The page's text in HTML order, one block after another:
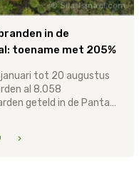
SilasIsmael.com
in de
toename met 205%
januari tot 20 augustus
al 8.058
brandhaarden geteld in de Pantanal, een stijging van 205% vergeleken met dezelfde periode in 2019.